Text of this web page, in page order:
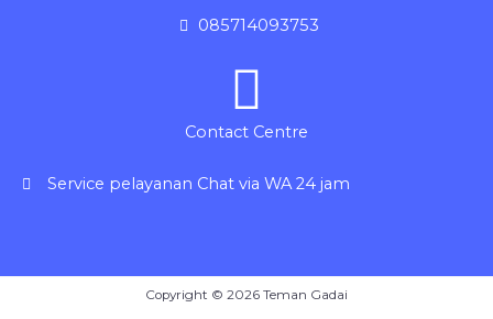
085714093753
Contact Centre
Service pelayanan Chat via WA 24 jam
Copyright © 2026 Teman Gadai